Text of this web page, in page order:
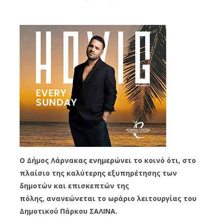
Ο Δήμος Λάρνακας ενημερώνει το κοινό ότι, στο
πλαίσιο της καλύτερης εξυπηρέτησης των
δημοτών και επισκεπτών της
πόλης, ανανεώνεται το ωράριο λειτουργίας του
Δημοτικού Πάρκου ΣΑΛΙΝΑ.